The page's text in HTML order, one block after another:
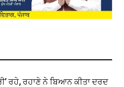
ਰਹੇ, ਰਹਾਣੇ ਨੇ ਬਿਆਨ ਕੀਤਾ ਦਰਦ